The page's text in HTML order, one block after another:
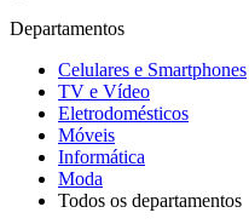
Departamentos
Celulares e Smartphones
TV e Vídeo
Eletrodomésticos
Móveis
Informática
Moda
Todos os departamentos